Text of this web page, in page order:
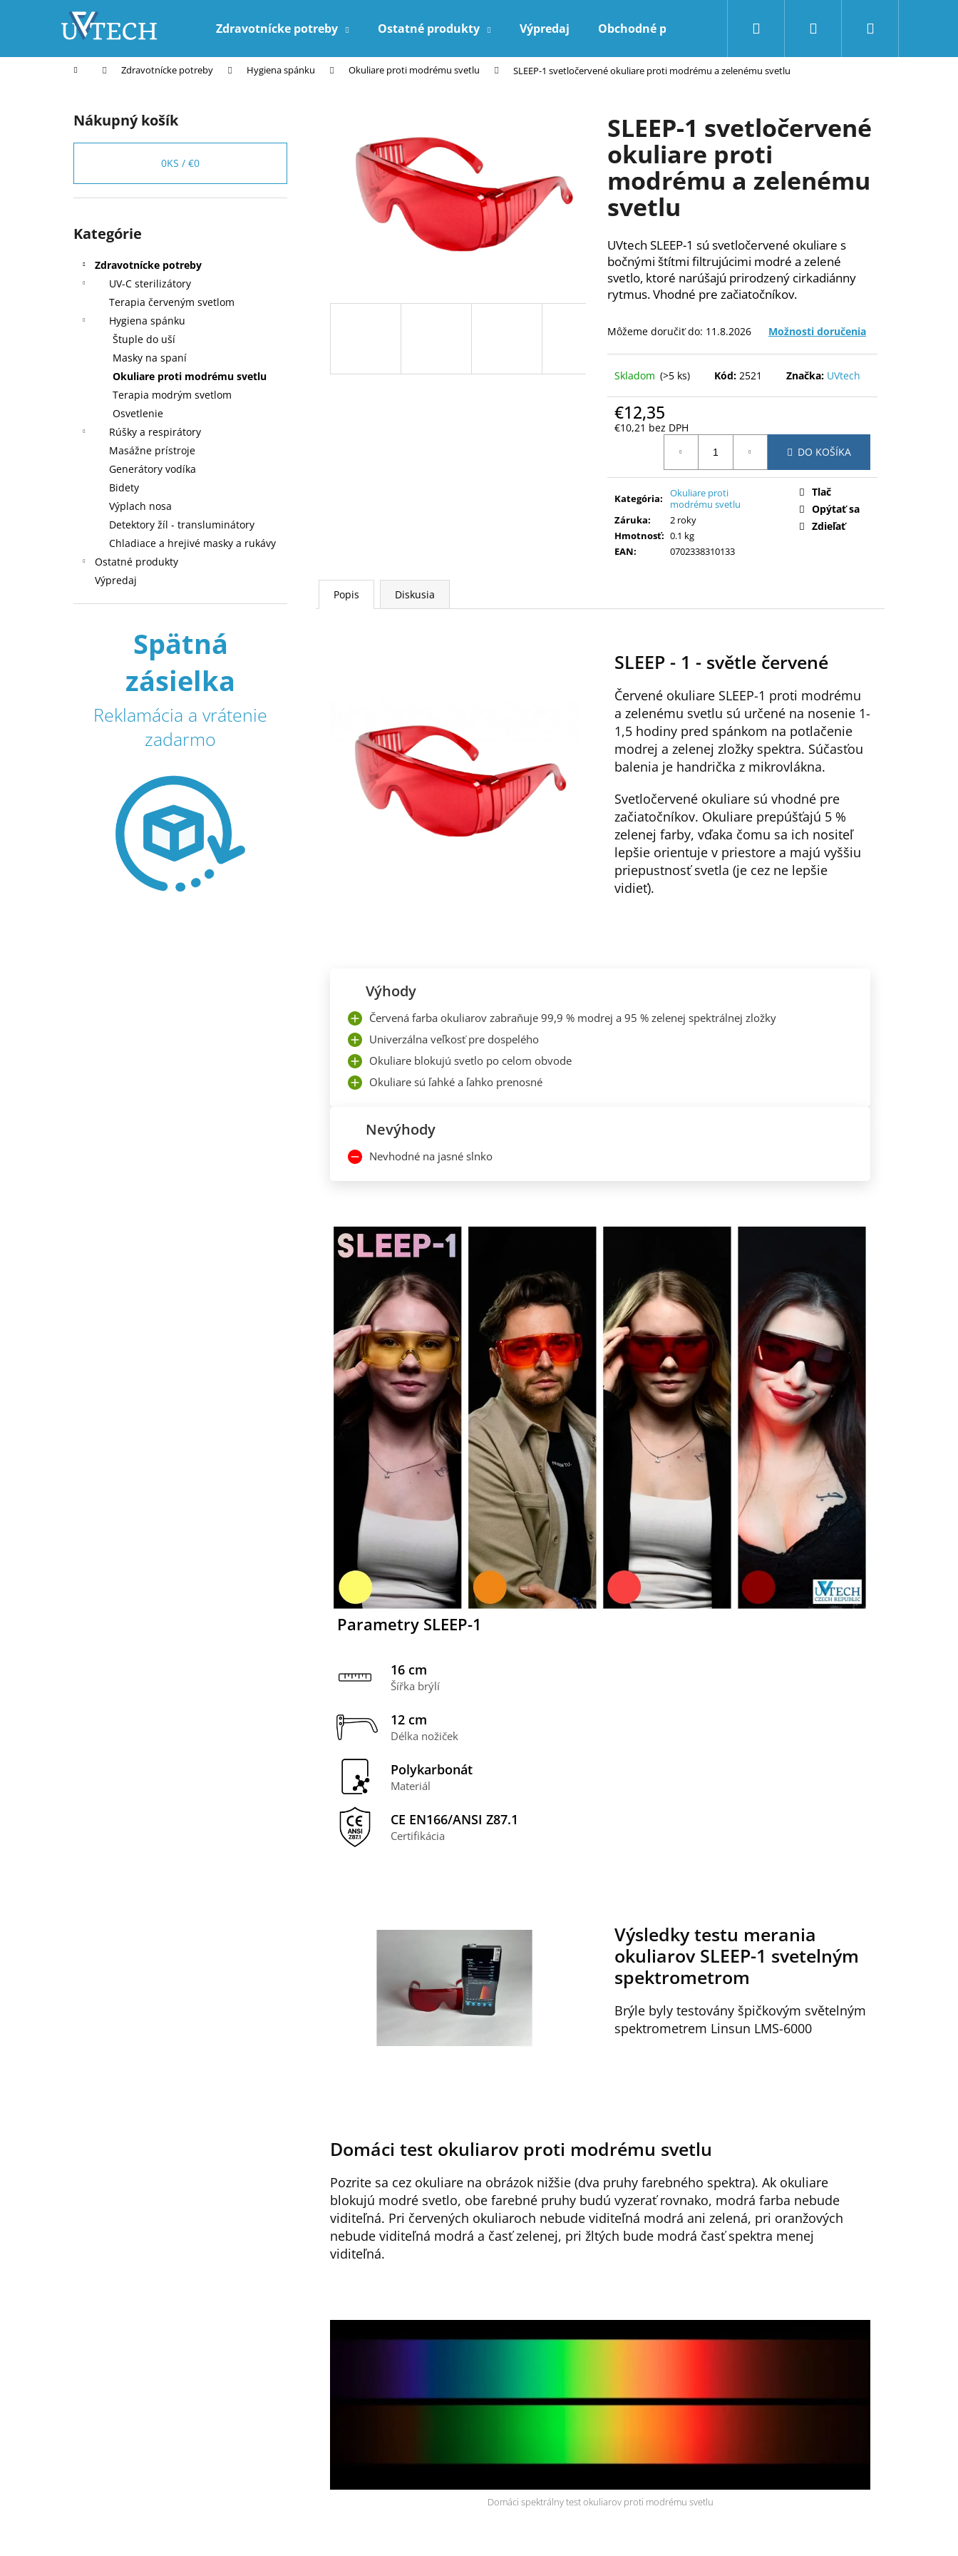
Zdravotnícke potreby Ostatné produkty Výpredaj Obchodné podmienky Kontakty Prihlásenie
Domov Zdravotnícke potreby Hygiena spánku Okuliare proti modrému svetlu SLEEP-1 svetločervené okuliare proti modrému a zelenému svetlu
Nákupný košík
0KS / €0
kategórie
Kategórie
Zdravotnícke potreby
UV-C sterilizátory
Terapia červeným svetlom
Hygiena spánku
Štuple do uší
Masky na spaní
Okuliare proti modrému svetlu
Terapia modrým svetlom
Osvetlenie
Rúšky a respirátory
Masážne prístroje
Generátory vodíka
Bidety
Výplach nosa
Detektory žíl - transluminátory
Chladiace a hrejivé masky a rukávy
Ostatné produkty
Výpredaj
Spätná
zásielka
Reklamácia a vrátenie
zadarmo
SLEEP-1 svetločervené
okuliare proti
modrému a zelenému
svetlu
UVtech SLEEP-1 sú svetločervené okuliare s
bočnými štítmi filtrujúcimi modré a zelené
svetlo, ktoré narúšajú prirodzený cirkadiánny
rytmus. Vhodné pre začiatočníkov.
Môžeme doručiť do: 11.8.2026 Možnosti doručenia
Skladom (>5 ks) Kód: 2521 Značka: UVtech
€12,35
€10,21 bez DPH
DO KOŠÍKA
Kategória:
Okuliare proti
modrému svetlu
Záruka:
2 roky
Hmotnosť: 0.1 kg
EAN: 0702338310133
Tlač
Opýtať sa
Zdieľať
Popis Diskusia
SLEEP - 1 - světle červené
Červené okuliare SLEEP-1 proti modrému
a zelenému svetlu sú určené na nosenie 1-
1,5 hodiny pred spánkom na potlačenie
modrej a zelenej zložky spektra. Súčasťou
balenia je handrička z mikrovlákna.
Svetločervené okuliare sú vhodné pre
začiatočníkov. Okuliare prepúšťajú 5 %
zelenej farby, vďaka čomu sa ich nositeľ
lepšie orientuje v priestore a majú vyššiu
priepustnosť svetla (je cez ne lepšie
vidieť).
Výhody
Červená farba okuliarov zabraňuje 99,9 % modrej a 95 % zelenej spektrálnej zložky
Univerzálna veľkosť pre dospelého
Okuliare blokujú svetlo po celom obvode
Okuliare sú ľahké a ľahko prenosné
Nevýhody
Nevhodné na jasné slnko
Parametry SLEEP-1
16 cm
Šířka brýlí
12 cm
Délka nožiček
Polykarbonát
Materiál
CE EN166/ANSI Z87.1
Certifikácia
Výsledky testu merania
okuliarov SLEEP-1 svetelným
spektrometrom
Brýle byly testovány špičkovým světelným
spektrometrem Linsun LMS-6000
Domáci test okuliarov proti modrému svetlu
Pozrite sa cez okuliare na obrázok nižšie (dva pruhy farebného spektra). Ak okuliare
blokujú modré svetlo, obe farebné pruhy budú vyzerať rovnako, modrá farba nebude
viditeľná. Pri červených okuliaroch nebude viditeľná modrá ani zelená, pri oranžových
nebude viditeľná modrá a časť zelenej, pri žltých bude modrá časť spektra menej
viditeľná.
Domáci spektrálny test okuliarov proti modrému svetlu
í
Späť
do
Späť
do
Čo potrebujete nájsť?
Odporúčame